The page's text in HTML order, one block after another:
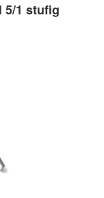
5/1 stufig